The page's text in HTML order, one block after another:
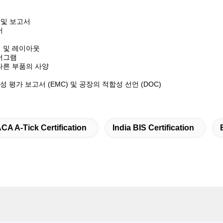
보고서
및 레이아웃
그램
른 부품의 사양
평가 보고서 (EMC) 및 공장의 적합성 선언 (DOC)
A-Tick Certification India BIS Certification